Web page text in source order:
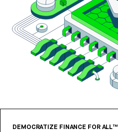
DEMOCRATIZE FINANCE FOR ALL™